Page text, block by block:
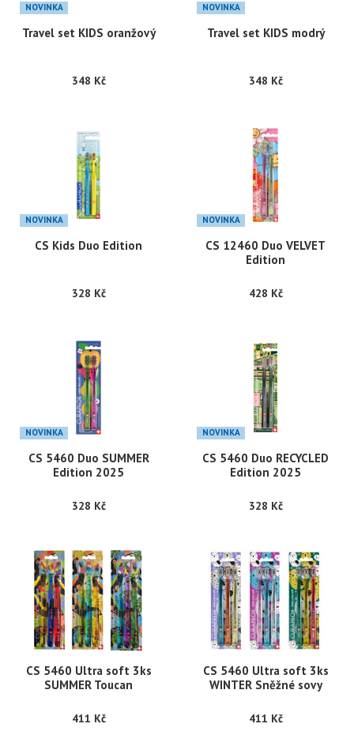
NOVINKA
Travel set KIDS oranžový
348 Kč
NOVINKA
Travel set KIDS modrý
348 Kč
NOVINKA
CS Kids Duo Edition
328 Kč
NOVINKA
CS 12460 Duo VELVET
Edition
428 Kč
NOVINKA
CS 5460 Duo SUMMER
Edition 2025
328 Kč
NOVINKA
CS 5460 Duo RECYCLED
Edition 2025
328 Kč
CS 5460 Ultra soft 3ks
SUMMER Toucan
411 Kč
CS 5460 Ultra soft 3ks
WINTER Sněžné sovy
411 Kč